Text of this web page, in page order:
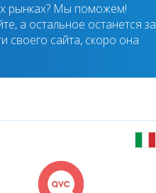
рынках? Мы поможем!
а остальное останется за
своего сайта, скоро она